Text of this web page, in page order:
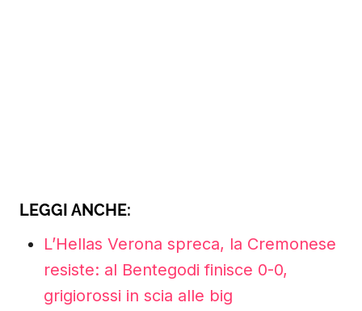
LEGGI ANCHE:
L’Hellas Verona spreca, la Cremonese
resiste: al Bentegodi finisce 0-0,
grigiorossi in scia alle big